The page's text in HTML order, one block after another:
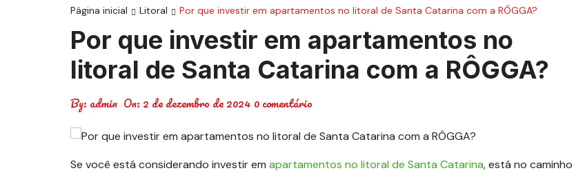
Página inicial Litoral Por que investir em apartamentos no litoral de Santa Catarina com a RÔGGA?
Por que investir em apartamentos no
litoral de Santa Catarina com a RÔGGA?
By: admin On: 2 de dezembro de 2024 0 comentário
Se você está considerando investir em apartamentos no litoral de Santa Catarina, está no caminho